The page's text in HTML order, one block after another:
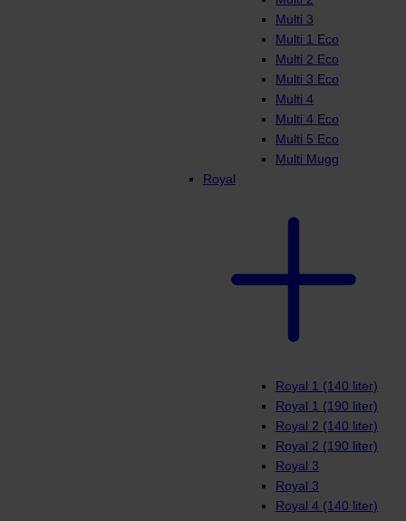
Multi 3
Multi 1 Eco
Multi 2 Eco
Multi 3 Eco
Multi 4
Multi 4 Eco
Multi 5 Eco
Multi Mugg
Royal
Royal 1 (140 liter)
Royal 1 (190 liter)
Royal 2 (140 liter)
Royal 2 (190 liter)
Royal 3
Royal 3
Royal 4 (140 liter)